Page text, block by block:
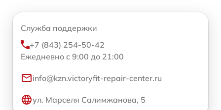
Служба поддержки
+7 (843) 254-50-42
Ежедневно с 9:00 до 21:00
info@kzn.victoryfit-repair-center.ru
ул. Марселя Салимжанова, 5